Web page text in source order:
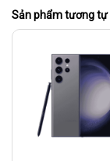
Sản phẩm tương tự